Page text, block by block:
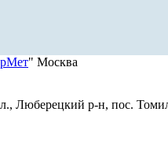
" Москва
Люберецкий р-н, пос.